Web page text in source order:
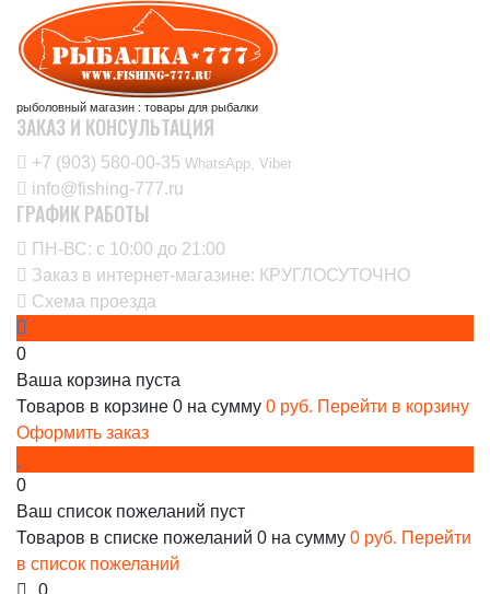
рыболовный магазин : товары для рыбалки
ЗАКАЗ И КОНСУЛЬТАЦИЯ
+7 (903) 580-00-35‬ WhatsApp, Viber
info@fishing-777.ru
ГРАФИК РАБОТЫ
ПН-ВС: с 10:00 до 21:00
Заказ в интернет-магазине: КРУГЛОСУТОЧНО
Схема проезда
0
Ваша корзина пуста
Товаров в корзине 0 на сумму 0 руб. Перейти в корзину
Оформить заказ
0
Ваш список пожеланий пуст
Товаров в списке пожеланий 0 на сумму 0 руб. Перейти
в список пожеланий
0